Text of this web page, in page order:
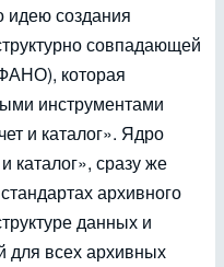
идею создания
совпадающей
которая
инструментами
и каталог». Ядро
сразу же
архивного
данных и
для всех архивных